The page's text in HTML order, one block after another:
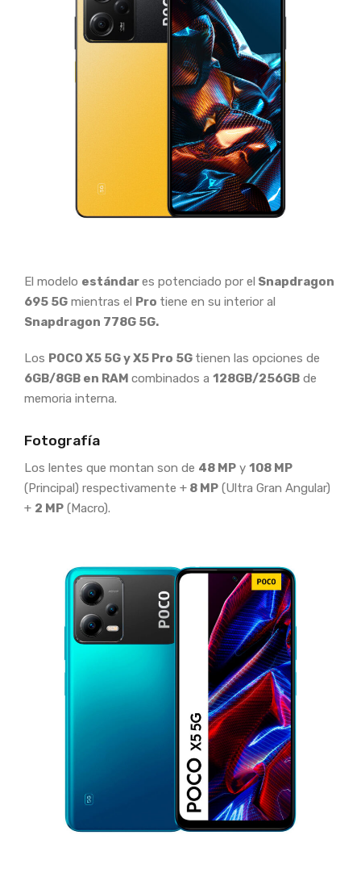
El modelo estándares potenciado por el Snapdragon
695 5G mientras el Pro tiene en su interior al
Snapdragon 778G 5G.
Los POCO X5 5G y X5 Pro 5G tienen las opciones de
6GB/8GB en RAM combinados a 128GB/256GB de
memoria interna.
Fotografía
Los lentes que montan son de 48 MP y 108 MP
(Principal) respectivamente + 8 MP (Ultra Gran Angular)
+ 2 MP (Macro).